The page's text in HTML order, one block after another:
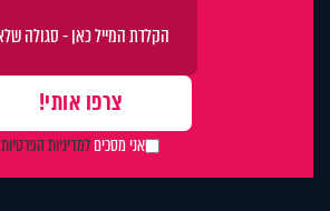
אני מסכיםלמדיניות הפרטיות